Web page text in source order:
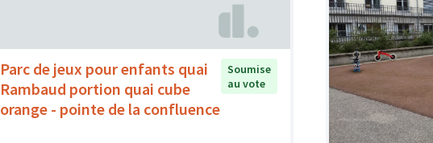
Parc de jeux pour enfants quai
Rambaud portion quai cube
orange - pointe de la confluence
Soumise
au vote